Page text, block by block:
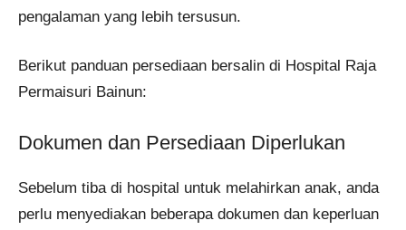
pengalaman yang lebih tersusun.
Berikut panduan persediaan bersalin di Hospital Raja
Permaisuri Bainun:
Dokumen dan Persediaan Diperlukan
Sebelum tiba di hospital untuk melahirkan anak, anda
perlu menyediakan beberapa dokumen dan keperluan